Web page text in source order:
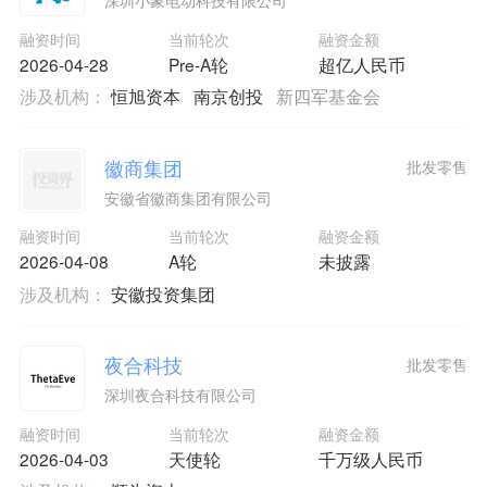
融资时间
2026-04-28
当前轮次
Pre-A轮
融资金额
超亿人民币
涉及机构：恒旭资本 南京创投 新四军基金会
徽商集团
安徽省徽商集团有限公司
融资时间
2026-04-08
当前轮次
A轮
融资金额
未披露
批发零售
涉及机构： 安徽投资集团
夜合科技
深圳夜合科技有限公司
融资时间
2026-04-03
当前轮次
天使轮
融资金额
千万级人民币
批发零售